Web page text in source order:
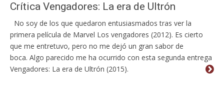
Crítica Vengadores: La era de Ultrón
No soy de los que quedaron entusiasmados tras ver la
primera película de Marvel Los vengadores (2012). Es cierto
que me entretuvo, pero no me dejó un gran sabor de
boca. Algo parecido me ha ocurrido con esta segunda entrega
Vengadores: La era de Ultrón (2015).